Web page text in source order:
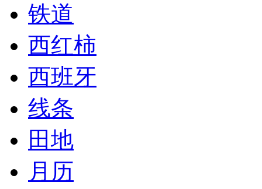
铁道
西红柿
西班牙
线条
田地
月历